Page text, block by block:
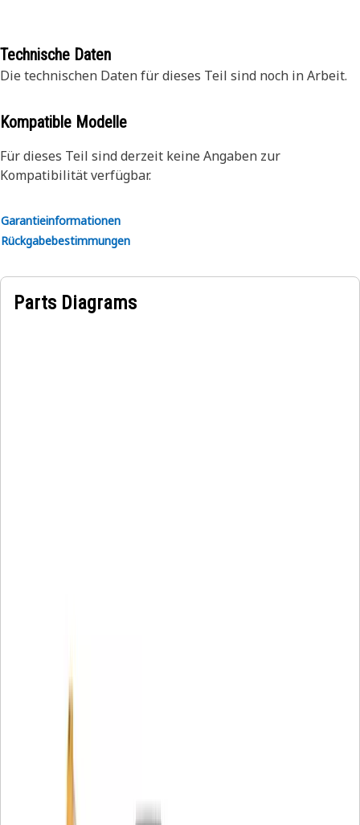
Technische Daten
Die technischen Daten für dieses Teil sind noch in Arbeit.
Kompatible Modelle
Für dieses Teil sind derzeit keine Angaben zur
Kompatibilität verfügbar.
Garantieinformationen
Rückgabebestimmungen
Parts Diagrams